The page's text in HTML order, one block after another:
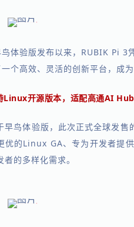
鸟体验版发布以来，RUBIK Pi 3
个高效、灵活的创新平台，成
Linux开源版本，适配高通AI
早鸟体验版，此次正式全球发
优的Linux GA、专为开发者提
者的多样化需求。